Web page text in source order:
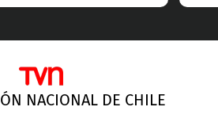
NACIONAL DE CHILE